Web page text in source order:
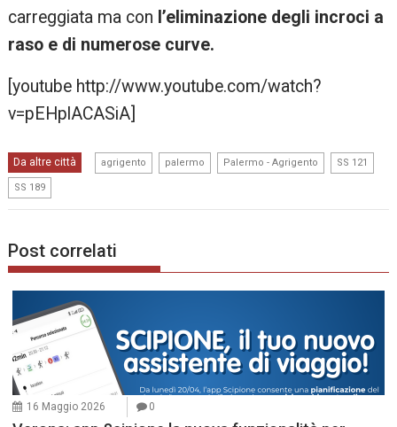
carreggiata ma con l’eliminazione degli incroci a
raso e di numerose curve.
[youtube http://www.youtube.com/watch?
v=pEHplACASiA]
Da altre città agrigento palermo Palermo - Agrigento SS 121
SS 189
Post correlati
16 Maggio 2026 0